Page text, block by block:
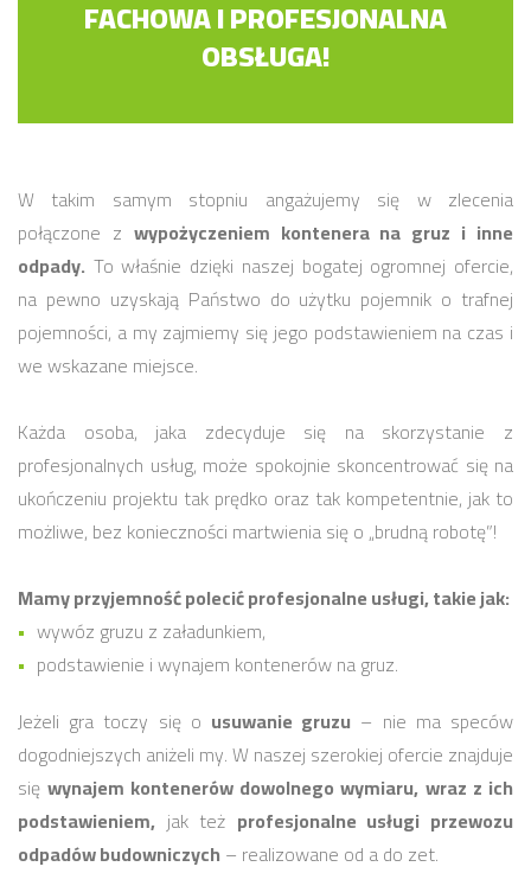
FACHOWA I PROFESJONALNA
OBSŁUGA!
W takim samym stopniu angażujemy się w zlecenia
połączone z wypożyczeniem kontenera na gruz i inne
odpady. To właśnie dzięki naszej bogatej ogromnej ofercie,
na pewno uzyskają Państwo do użytku pojemnik o trafnej
pojemności, a my zajmiemy się jego podstawieniem na czas i
we wskazane miejsce.
Każda osoba, jaka zdecyduje się na skorzystanie z
profesjonalnych usług, może spokojnie skoncentrować się na
ukończeniu projektu tak prędko oraz tak kompetentnie, jak to
możliwe, bez konieczności martwienia się o „brudną robotę”!
Mamy przyjemność polecić profesjonalne usługi, takie jak:
wywóz gruzu z załadunkiem,
podstawienie i wynajem kontenerów na gruz.
Jeżeli gra toczy się o usuwanie gruzu – nie ma speców
dogodniejszych aniżeli my. W naszej szerokiej ofercie znajduje
się wynajem kontenerów dowolnego wymiaru, wraz z ich
podstawieniem, jak też profesjonalne usługi przewozu
odpadów budowniczych – realizowane od a do zet.